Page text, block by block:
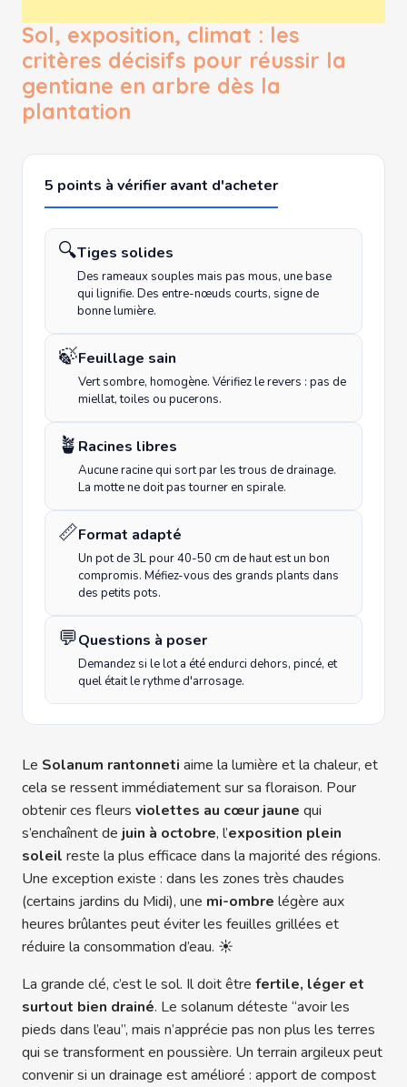
Sol, exposition, climat : les
critères décisifs pour réussir la
gentiane en arbre dès la
plantation
5 points à vérifier avant d'acheter
🔍Tiges solides
Des rameaux souples mais pas mous, une base
qui lignifie. Des entre-nœuds courts, signe de
bonne lumière.
🍃Feuillage sain
Vert sombre, homogène. Vérifiez le revers : pas de
miellat, toiles ou pucerons.
🪴 Racines libres
Aucune racine qui sort par les trous de drainage.
La motte ne doit pas tourner en spirale.
📏Format adapté
Un pot de 3L pour 40-50 cm de haut est un bon
compromis. Méfiez-vous des grands plants dans
des petits pots.
💬Questions à poser
Demandez si le lot a été endurci dehors, pincé, et
quel était le rythme d'arrosage.
Le Solanum rantonneti aime la lumière et la chaleur, et
cela se ressent immédiatement sur sa floraison. Pour
obtenir ces fleurs violettes au cœur jaune qui
s’enchaînent dejuin à octobre, l’exposition plein
soleil reste la plus efficace dans la majorité des régions.
Une exception existe : dans les zones très chaudes
(certains jardins du Midi), une mi-ombre légère aux
heures brûlantes peut éviter les feuilles grillées et
réduire la consommation d’eau. ☀️
La grande clé, c’est le sol. Il doit être fertile, léger et
surtout bien drainé. Le solanum déteste “avoir les
pieds dans l’eau”, mais n’apprécie pas non plus les terres
qui se transforment en poussière. Un terrain argileux peut
convenir si un drainage est amélioré : apport de compost